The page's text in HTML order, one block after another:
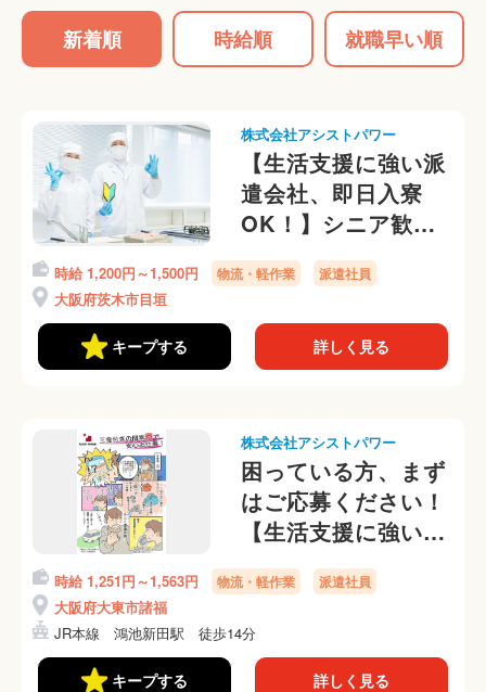
新着順 時給順 就職早い順
株式会社アシストパワー
【生活支援に強い派
遣会社、即日入寮
OK！】シニア歓
迎！モクモクとヤサ
イのピッキング・仕
務時間帯◎
時給 1,200円～1,500円 物流・軽作業 派遣社員
大阪府茨木市目垣
キープする 詳しく見る
株式会社アシストパワー
困っている方、まず
はご応募ください！
【生活支援に強い派
遣会社、即日入寮
OK！】倉庫内のか
んたんピッキング仕
分け作業
時給 1,251円～1,563円 物流・軽作業 派遣社員
大阪府大東市諸福
JR本線 鴻池新田駅 徒歩14分
キープする 詳しく見る